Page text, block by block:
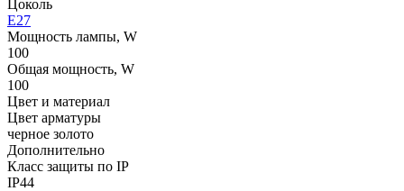
Цоколь
E27
Мощность лампы, W
100
Общая мощность, W
100
Цвет и материал
Цвет арматуры
черное золото
Дополнительно
Класс защиты по IP
IP44